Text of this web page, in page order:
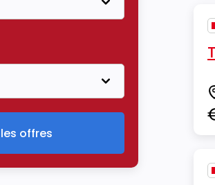
critère Industrie
Voir les offres
offres